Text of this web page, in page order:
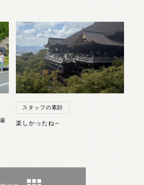
スタッフの素顔
楽しかったね～